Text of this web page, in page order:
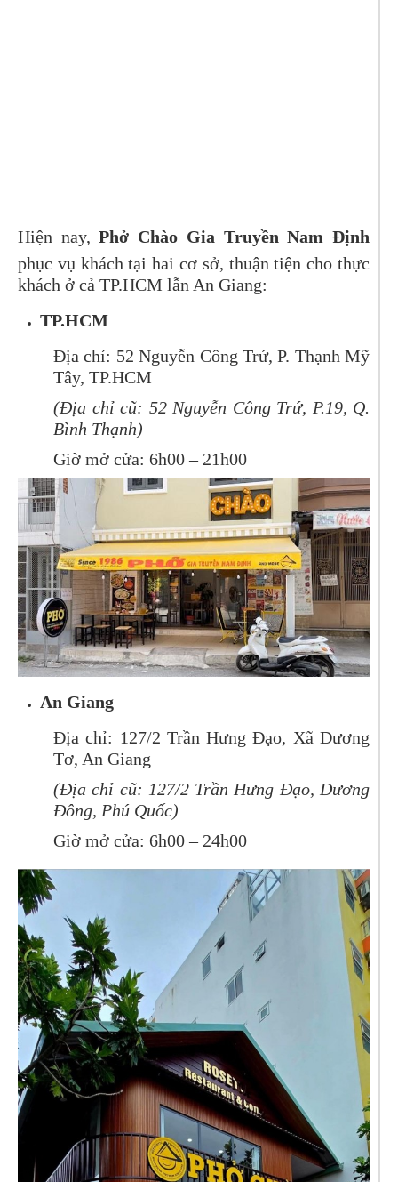
Hiện nay,Phở Chào Gia Truyền Nam Định
phục vụ khách tại hai cơ sở, thuận tiện cho thực
khách ở cả TP.HCM lẫn An Giang:
TP.HCM
Địa chỉ: 52 Nguyễn Công Trứ, P. Thạnh Mỹ
Tây, TP.HCM
(Địa chỉ cũ: 52 Nguyễn Công Trứ, P.19, Q.
Bình Thạnh)
Giờ mở cửa: 6h00 – 21h00
An Giang
Địa chỉ: 127/2 Trần Hưng Đạo, Xã Dương
Tơ, An Giang
(Địa chỉ cũ: 127/2 Trần Hưng Đạo, Dương
Đông, Phú Quốc)
Giờ mở cửa: 6h00 – 24h00